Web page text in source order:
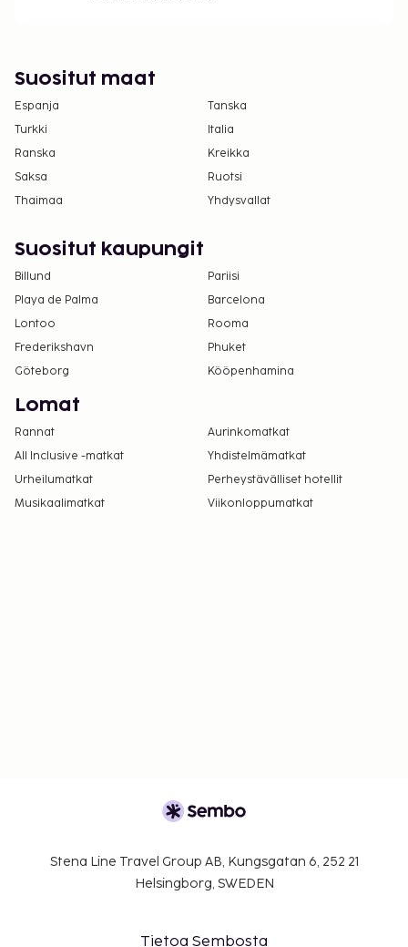
Suositut maat
Espanja
Tanska
Turkki
Italia
Ranska
Kreikka
Saksa
Ruotsi
Thaimaa
Yhdysvallat
Suositut kaupungit
Billund
Pariisi
Playa de Palma
Barcelona
Lontoo
Rooma
Frederikshavn
Phuket
Göteborg
Kööpenhamina
Lomat
Rannat
Aurinkomatkat
All Inclusive -matkat
Yhdistelmämatkat
Urheilumatkat
Perheystävälliset hotellit
Musikaalimatkat
Viikonloppumatkat
Stena Line Travel Group AB, Kungsgatan 6, 252 21
Helsingborg, SWEDEN
Tietoa Sembosta